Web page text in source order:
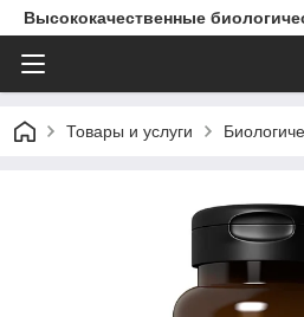
Высококачественные
Товары и услуги